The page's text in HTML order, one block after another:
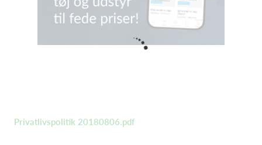
Privatlivspolitik 20180806.pdf